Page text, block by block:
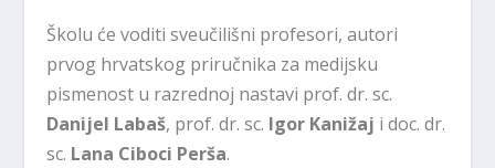
Školu će voditi sveučilišni profesori, autori
prvog hrvatskog priručnika za medijsku
pismenost u razrednoj nastavi prof. dr. sc.
Danijel Labaš, prof. dr. sc. Igor Kanižaj i doc. dr.
sc. Lana Ciboci Perša.